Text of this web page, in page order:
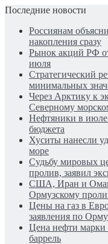
Последние новости
Россиянам
накопления сразу
Рынок акций РФ
июля
Стратегический
минимальных
Через Арктику к
Северному
Нефтяники в июле
бюджета
Хуситы нанесли
море
Судьбу мировых
пролив, заявил
США, Иран и Оман
Ормузскому
Цены на газ в
заявления по
Цена нефти марки
баррель